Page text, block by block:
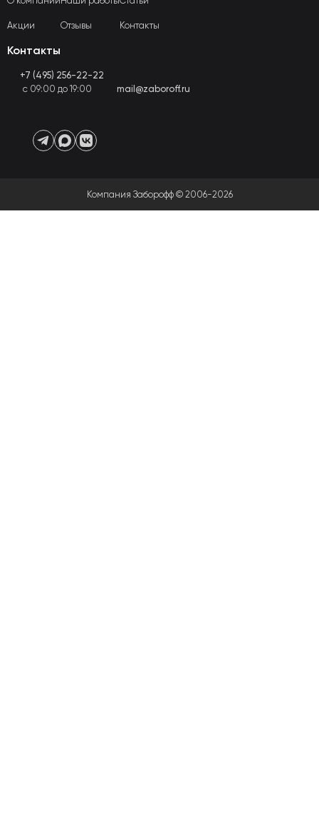
Акции Отзывы Контакты
Контакты
+7 (495) 256-22-22
с 09:00 до 19:00
mail@zaboroff.ru
Компания Заборофф © 2006-2026